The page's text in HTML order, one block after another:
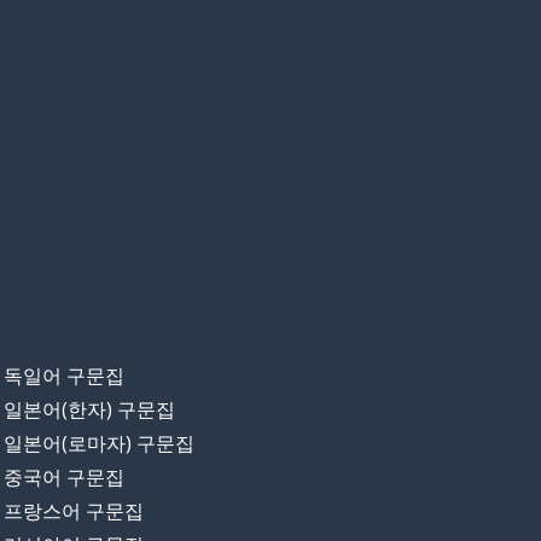
독일어 구문집
일본어(한자) 구문집
일본어(로마자) 구문집
중국어 구문집
프랑스어 구문집